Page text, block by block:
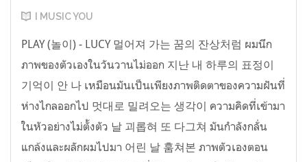
I MUSIC YOU
PLAY (놀이) - LUCY 멀어져 가는 꿈의 잔상처럼 ผมนึก
ภาพของตัวเองในวันวานไม่ออก 지난 내 하루의 표정이
기억이 안 나 เหมือนมันเป็นเพียงภาพติดตาของความฝันที่
ห่างไกลออกไป 멋대로 밀려오는 생각이 ความคิดที่เข้ามา
ในหัวอย่างไม่ตั้งตัว 날 괴롭혀 또 다그쳐 มันกำลังกลั่น
แกล้งและผลักผมไปมา 어린 날 훔쳐본 ภาพตัวเองตอน